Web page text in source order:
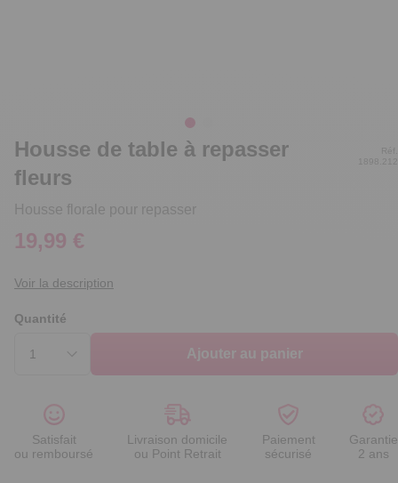
Housse de table à repasser
fleurs
Housse florale pour repasser
Réf.
1898.212
19,99 €
Voir la description
Quantité
Ajouter au panier
Satisfait
ou remboursé
Livraison domicile
ou Point Retrait
Paiement
sécurisé
Garantie
2 ans